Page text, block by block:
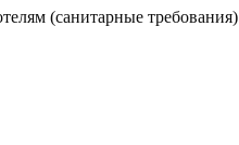
(санитарные требования)